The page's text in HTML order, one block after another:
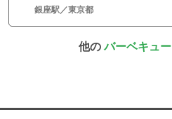
銀座駅／東京都
他のバーベキュー